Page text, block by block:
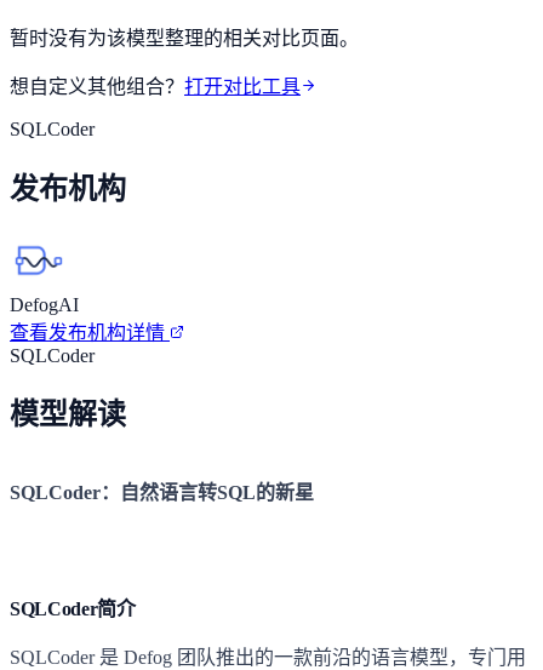
暂时没有为该模型整理的相关对比页面。
想自定义其他组合？ 打开对比工具
SQLCoder
发布机构
DefogAI
查看发布机构详情
SQLCoder
模型解读
SQLCoder：自然语言转SQL的新星
SQLCoder简介
SQLCoder 是 Defog 团队推出的一款前沿的语言模型，专门用